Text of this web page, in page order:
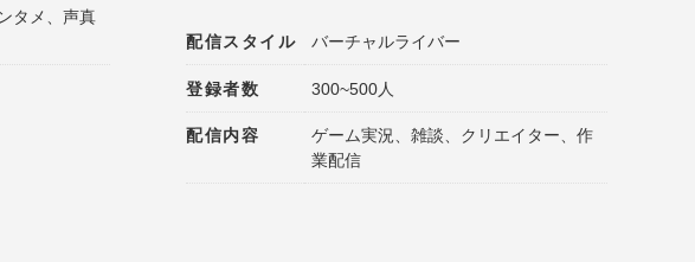
タメ、声真
配信スタイル バーチャルライバー
登録者数 300~500人
配信内容
ゲーム実況、雑談、クリエイター、作
業配信